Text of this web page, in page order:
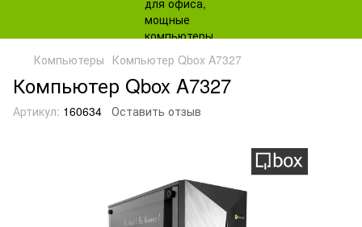
Компьютеры Компьютер Qbox A7327
Компьютер Qbox A7327
Артикул: 160634 Оставить отзыв